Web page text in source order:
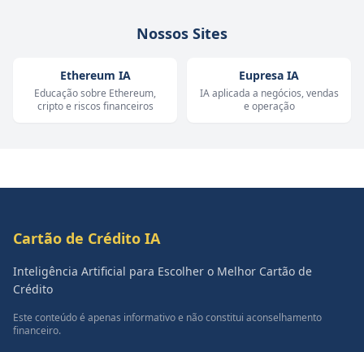
Nossos Sites
Ethereum IA
Educação sobre Ethereum,
cripto e riscos financeiros
Eupresa IA
IA aplicada a negócios, vendas
e operação
Cartão de Crédito IA
Inteligência Artificial para Escolher o Melhor Cartão de
Crédito
Este conteúdo é apenas informativo e não constitui aconselhamento
financeiro.